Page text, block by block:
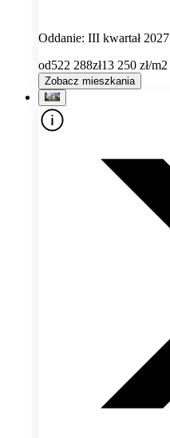
Oddanie: III kwartał 2027
od522 288zł13 250 zł/m2
Zobacz mieszkania